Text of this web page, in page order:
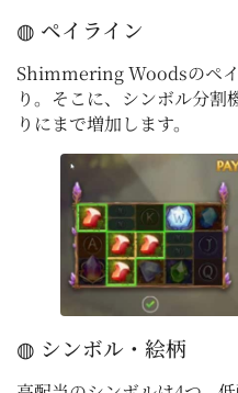
◍ ペイライン
Shimmering Woodsのペ
り。そこに、シンボル分
りにまで増加します。
◍ シンボル・絵柄